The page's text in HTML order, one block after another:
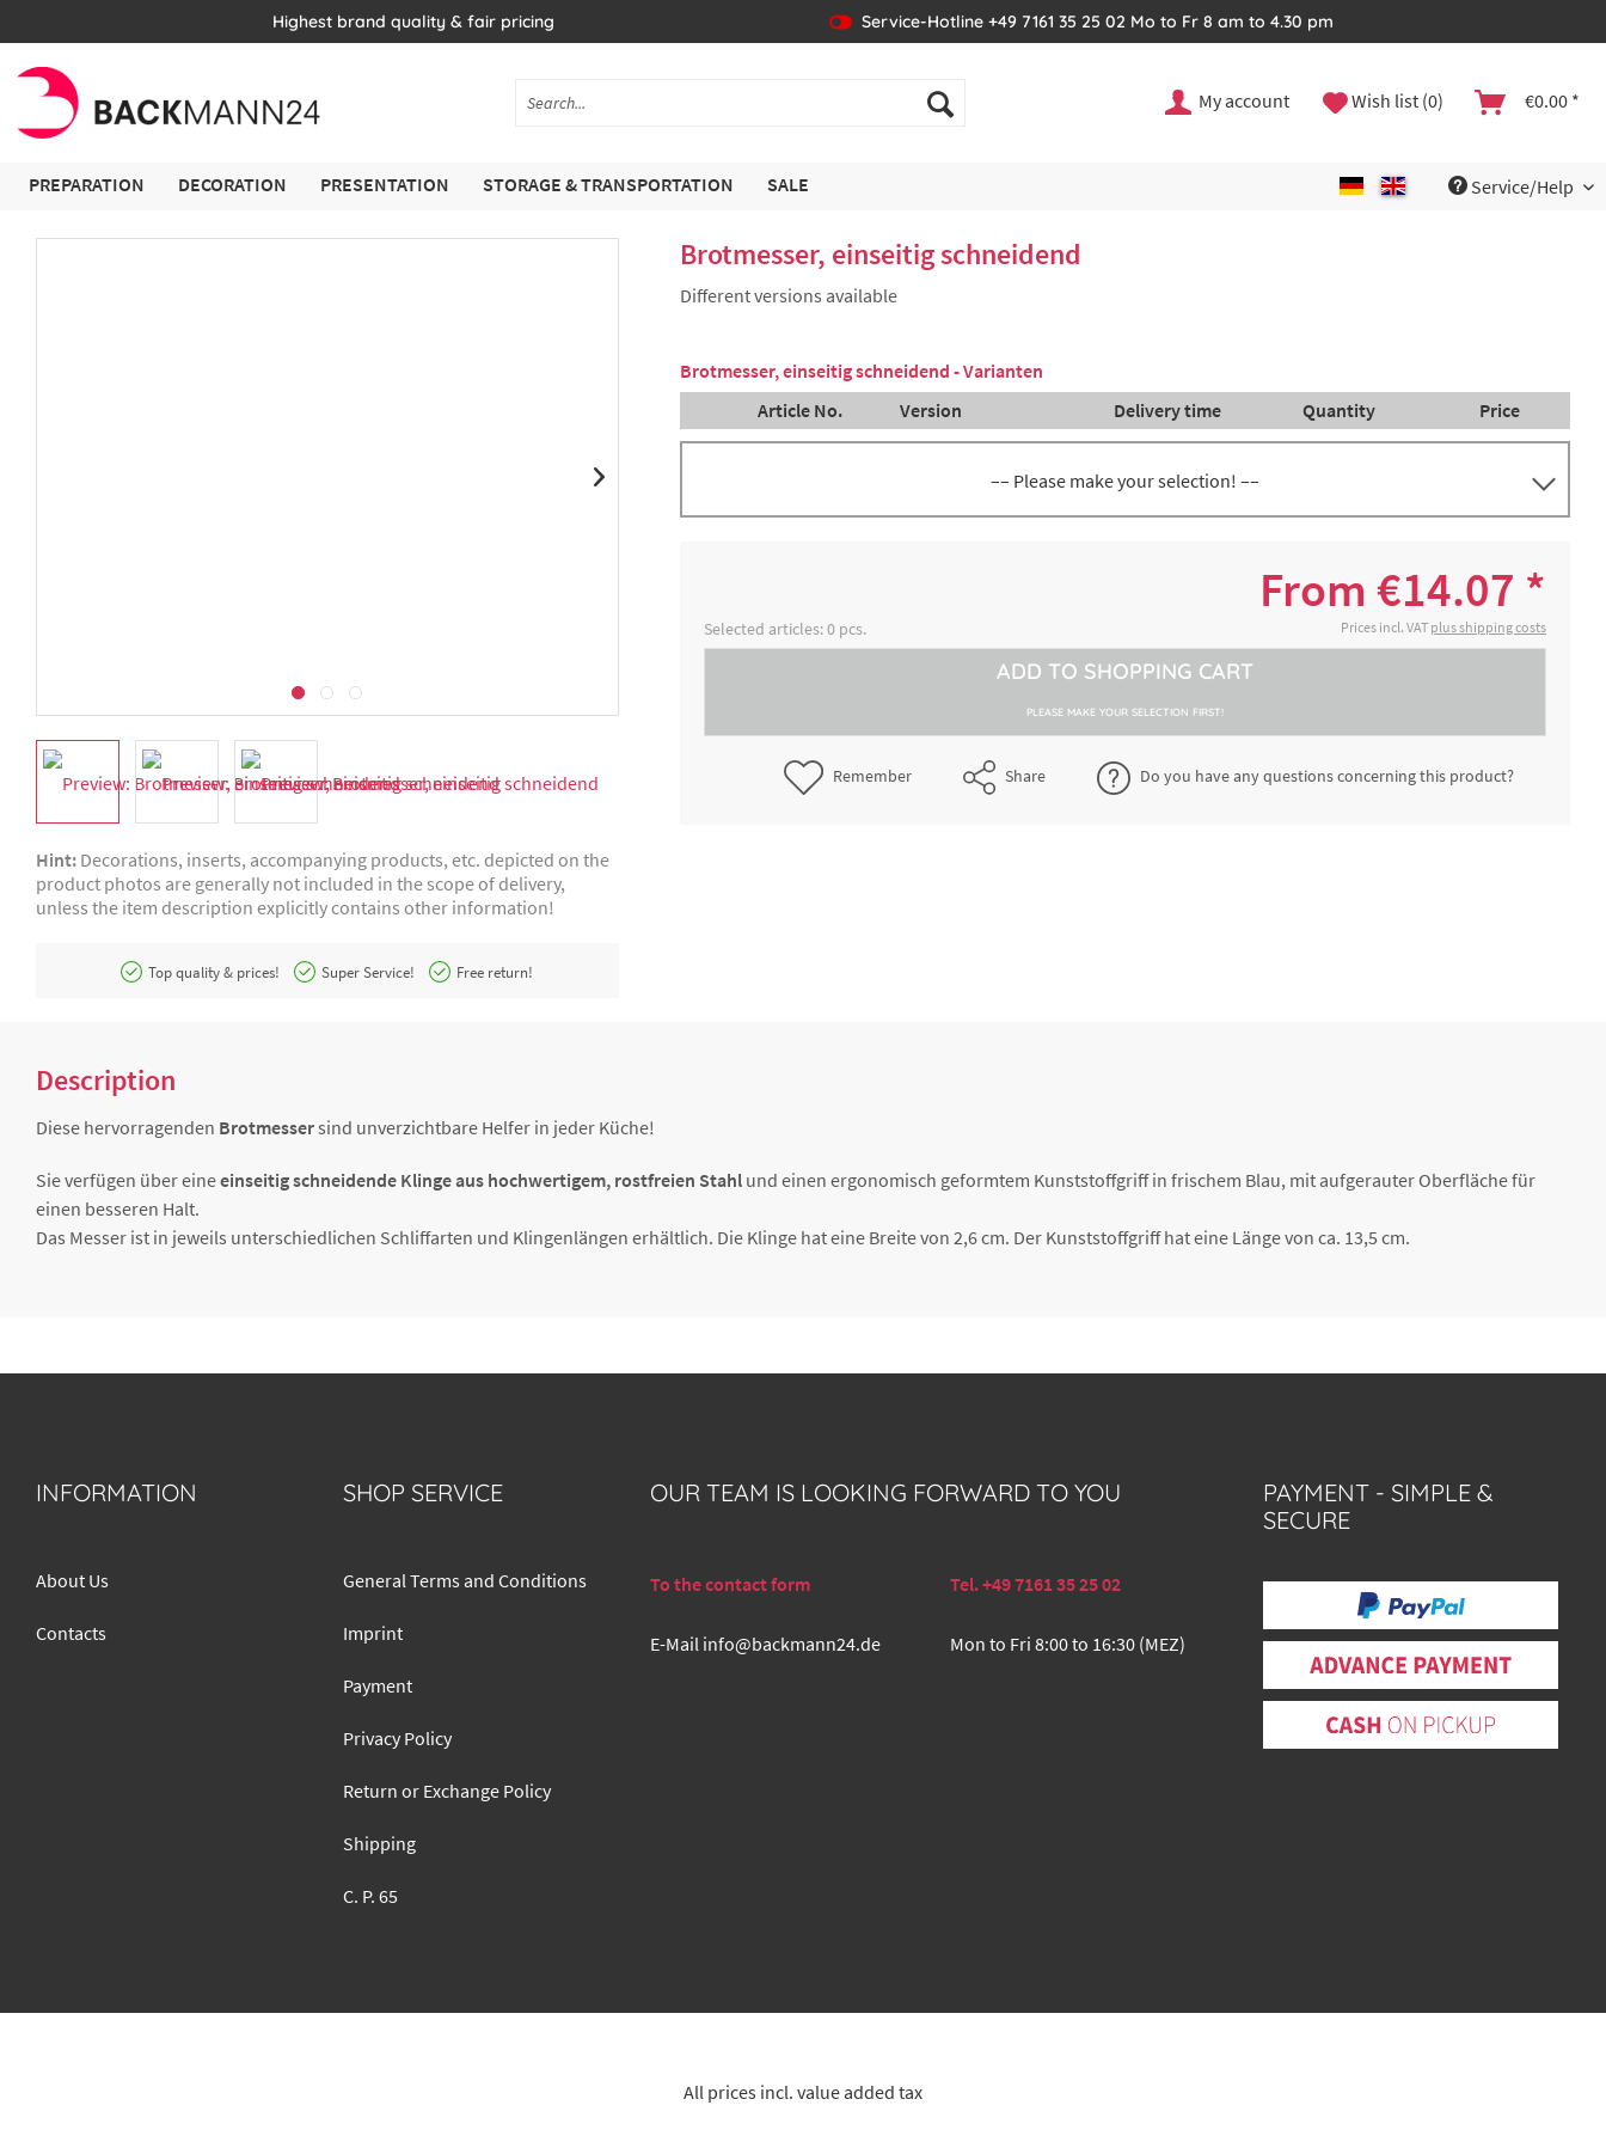
Highest brand quality & fair pricing Service-Hotline +49 7161 35 25 02 Mo to Fr 8 am to 4.30 pm
My account Wish list (0) €0.00 *
PREPARATION DECORATION PRESENTATION STORAGE & TRANSPORTATION SALE Service/Help
Hint: Decorations, inserts, accompanying products, etc. depicted on the
product photos are generally not included in the scope of delivery,
unless the item description explicitly contains other information!
Top quality & prices! Super Service! Free return!
Brotmesser, einseitig schneidend
Different versions available
Brotmesser, einseitig schneidend - Varianten
Article No.
Version Delivery time Quantity Price
–– Please make your selection! ––
5000266760 €15.40 *
5000266782
Brotmesser, Säge, Klinge 24 cm, Griff
blau
2-4 working days €17.95 *
From €14.07 *
Prices incl. VAT plus shipping costs
Selected articles:0 pcs.
ADD TO SHOPPING CART
PLEASE MAKE YOUR SELECTION FIRST!
Remember Share Do you have any questions concerning this product?
Description
Diese hervorragenden Brotmessersind unverzichtbare Helfer in jeder Küche!
Sie verfügen über eineeinseitig schneidende Klinge aus hochwertigem, rostfreien Stahl und einen ergonomisch geformtem Kunststoffgriff in frischem Blau, mit aufgerauter Oberfläche für
einen besseren Halt.
Das Messer ist in jeweils unterschiedlichen Schliffarten und Klingenlängen erhältlich. Die Klinge hat eine Breite von 2,6 cm. Der Kunststoffgriff hat eine Länge von ca. 13,5 cm.
INFORMATION
About Us
Contacts
SHOP SERVICE
General Terms and Conditions
Imprint
Payment
Privacy Policy
Return or Exchange Policy
Shipping
C. P. 65
OUR TEAM IS LOOKING FORWARD TO YOU
To the contact form Tel. +49 7161 35 25 02
E-Mail info@backmann24.de Mon to Fri 8:00 to 16:30 (MEZ)
PAYMENT - SIMPLE &
SECURE
All prices incl. value added tax